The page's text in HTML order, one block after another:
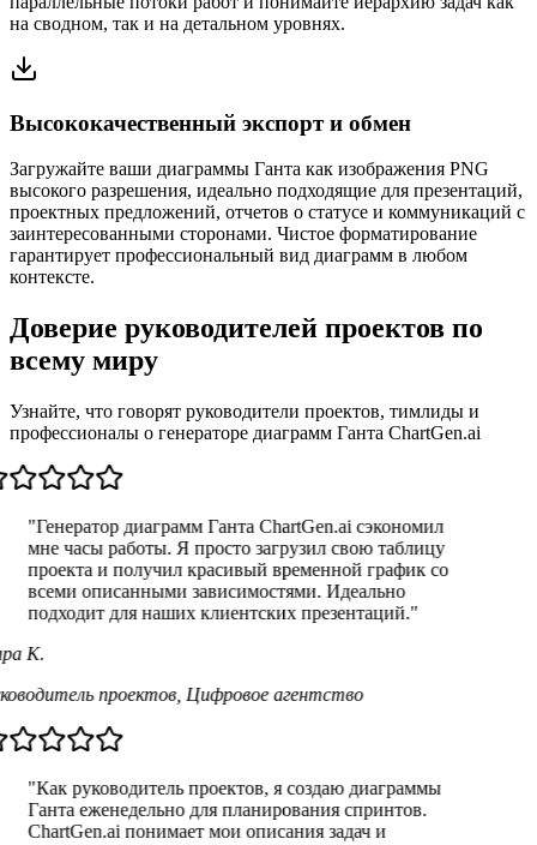
на сводном, так и на детальном уровнях.
Высококачественный экспорт и обмен
Загружайте ваши диаграммы Ганта как изображения PNG
высокого разрешения, идеально подходящие для презентаций,
проектных предложений, отчетов о статусе и коммуникаций с
заинтересованными сторонами. Чистое форматирование
гарантирует профессиональный вид диаграмм в любом
контексте.
Доверие руководителей проектов по
всему миру
Узнайте, что говорят руководители проектов, тимлиды и
профессионалы о генераторе диаграмм Ганта ChartGen.ai
"Генератор диаграмм Ганта ChartGen.ai сэкономил
мне часы работы. Я просто загрузил свою таблицу
проекта и получил красивый временной график со
всеми описанными зависимостями. Идеально
подходит для наших клиентских презентаций."
К.
проектов, Цифровое агентство
"Как руководитель проектов, я создаю диаграммы
Ганта еженедельно для планирования спринтов.
ChartGen.ai понимает мои описания задач и